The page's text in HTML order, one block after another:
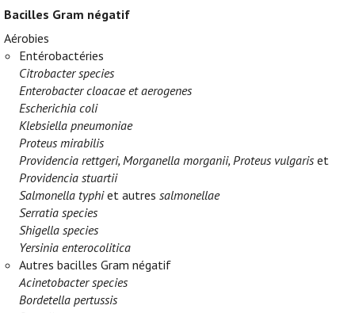
Bacilles Gram négatif
Aérobies
Entérobactéries
Citrobacter species
Enterobacter cloacae et aerogenes
Escherichia coli
Klebsiella pneumoniae
Proteus mirabilis
Providencia rettgeri, Morganella morganii, Proteus vulgaris et
Providencia stuartii
Salmonella typhiet autressalmonellae
Serratia species
Shigella species
Yersinia enterocolitica
Autres bacilles Gram négatif
Acinetobacter species
Bordetella pertussis